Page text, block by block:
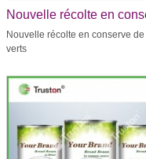
Nouvelle récolte en
de pois verts
Nouvelle récolte en conserve
verts